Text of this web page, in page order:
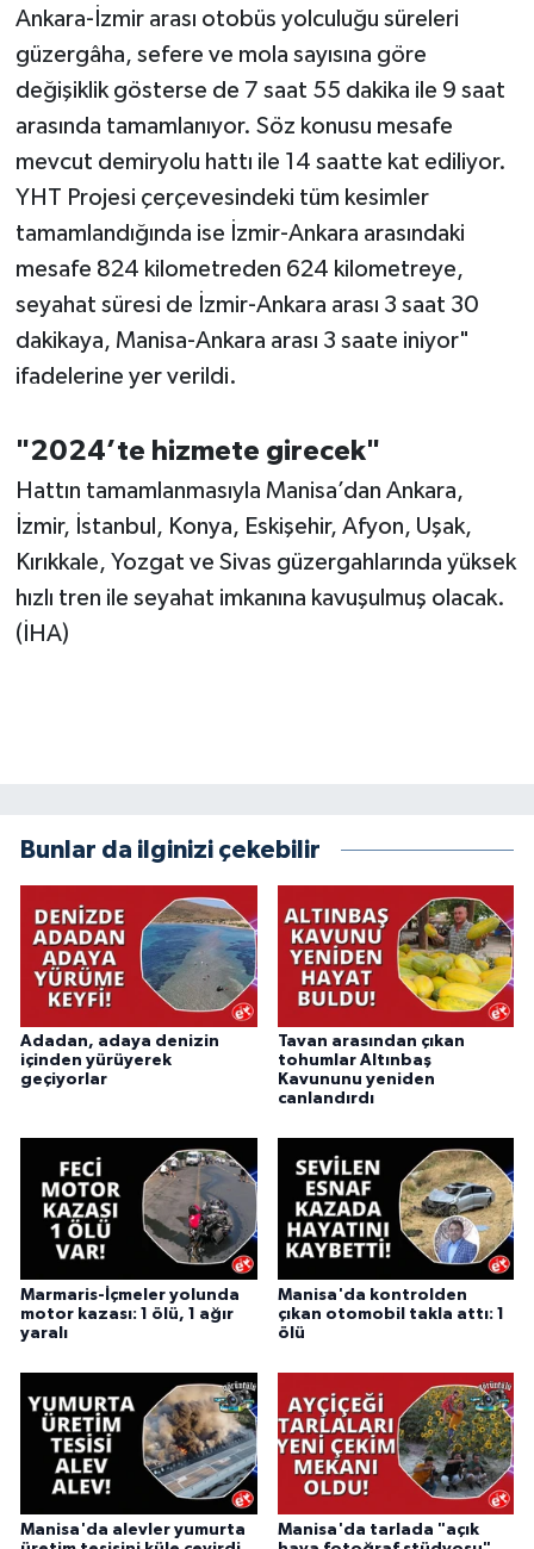
Ankara-İzmir arası otobüs yolculuğu süreleri
güzergâha, sefere ve mola sayısına göre
değişiklik gösterse de 7 saat 55 dakika ile 9 saat
arasında tamamlanıyor. Söz konusu mesafe
mevcut demiryolu hattı ile 14 saatte kat ediliyor.
YHT Projesi çerçevesindeki tüm kesimler
tamamlandığında ise İzmir-Ankara arasındaki
mesafe 824 kilometreden 624 kilometreye,
seyahat süresi de İzmir-Ankara arası 3 saat 30
dakikaya, Manisa-Ankara arası 3 saate iniyor"
ifadelerine yer verildi.
"2024’te hizmete girecek"
Hattın tamamlanmasıyla Manisa’dan Ankara,
İzmir, İstanbul, Konya, Eskişehir, Afyon, Uşak,
Kırıkkale, Yozgat ve Sivas güzergahlarında yüksek
hızlı tren ile seyahat imkanına kavuşulmuş olacak.
(İHA)
Bunlar da ilginizi çekebilir
Adadan, adaya denizin
içinden yürüyerek
geçiyorlar
Tavan arasından çıkan
tohumlar Altınbaş
Kavununu yeniden
canlandırdı
Marmaris-İçmeler yolunda
motor kazası: 1 ölü, 1 ağır
yaralı
Manisa'da kontrolden
çıkan otomobil takla attı: 1
ölü
Manisa'da alevler yumurta
Manisa'da tarlada "açık